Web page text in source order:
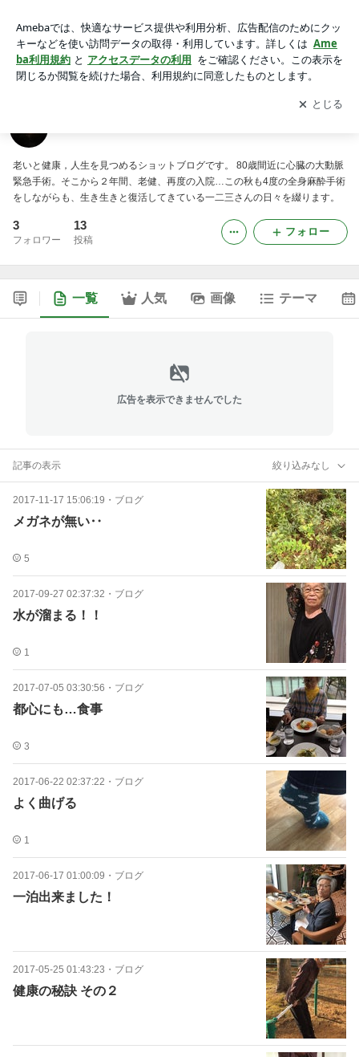
アプリをダウンロードして ブログの更新通知
を受け取りまし
ょう。
開く
老いと健康，人生を見つめるショットブログです。 80歳間近に心臓の大動脈
緊急手術。そこから２年間、老健、再度の入院…この秋も4度の全身麻酔手術
をしながらも、生き生きと復活してきている一二三さんの日々を綴ります。
3
フォロワー
13
投稿
フォロー
一覧 人気 画像 テーマ
広告を表示できませんでした
記事の表示 絞り込みなし
2017-11-17 15:06:19 ・ ブログ
メガネが無い‥
5
2017-09-27 02:37:32 ・ ブログ
水が溜まる！！
1
2017-07-05 03:30:56 ・ ブログ
都心にも…食事
3
2017-06-22 02:37:22 ・ ブログ
よく曲げる
1
2017-06-17 01:00:09 ・ ブログ
一泊出来ました！
2017-05-25 01:43:23 ・ ブログ
健康の秘訣 その２